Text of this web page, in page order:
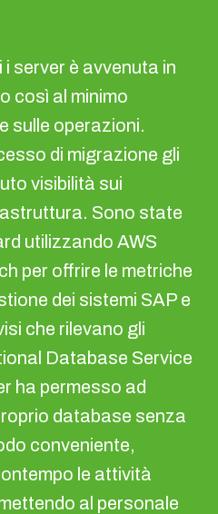
server è avvenuta in
così al minimo
sulle operazioni.
di migrazione gli
visibilità sui
Sono state
utilizzando AWS
per offrire le metriche
dei sistemi SAP e
che rilevano gli
Database Service
ha permesso ad
database senza
conveniente,
le attività
al personale